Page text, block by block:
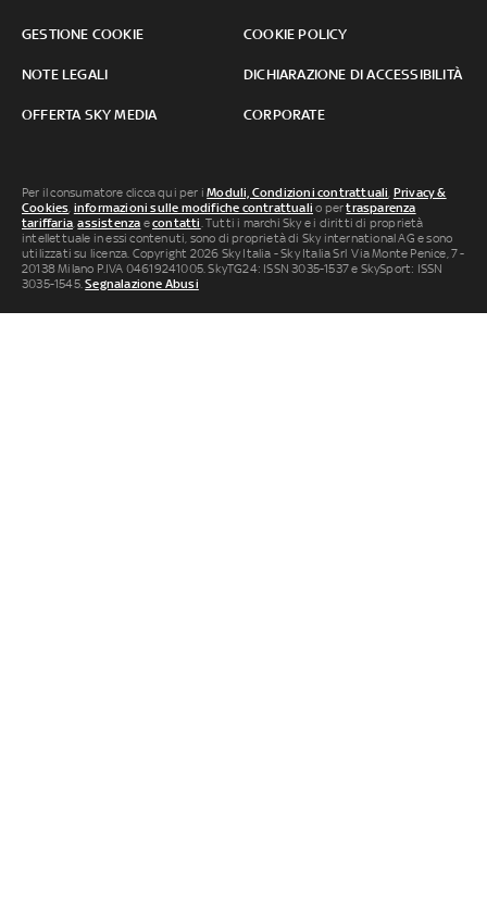
GESTIONE COOKIE COOKIE POLICY
NOTE LEGALI DICHIARAZIONE DI ACCESSIBILITÀ
OFFERTA SKY MEDIA CORPORATE
Per il consumatore clicca qui per iModuli, Condizioni contrattuali, Privacy &
Cookies, informazioni sulle modifiche contrattuali o pertrasparenza
tariffaria,assistenza econtatti. Tutti i marchi Sky e i diritti di proprietà
intellettuale in essi contenuti, sono di proprietà di Sky international AG e sono
utilizzati su licenza. Copyright 2026 Sky Italia - Sky Italia Srl Via Monte Penice, 7 -
20138 Milano P.IVA 04619241005. SkyTG24: ISSN 3035-1537 e SkySport: ISSN
3035-1545.Segnalazione Abusi